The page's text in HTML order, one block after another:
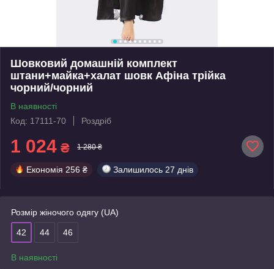
Шовковий домашній комплект
штани+майка+халат шовк Афіна трійка
чорний/чорний
В наявності
Код: 17111-70
Роздріб
1 024 ₴ 1 280 ₴
Економія 256 ₴ Залишилось 27 днів
Розмір жіночого одягу (UA)
42 44 46
В наявності